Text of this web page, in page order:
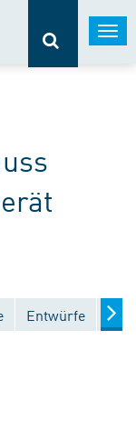
Entwürfe